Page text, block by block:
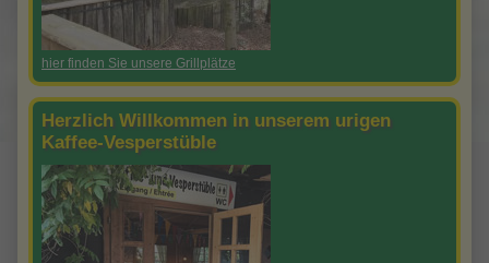
hier finden Sie unsere Grillplätze
Herzlich Willkommen in unserem urigen
Kaffee-Vesperstüble